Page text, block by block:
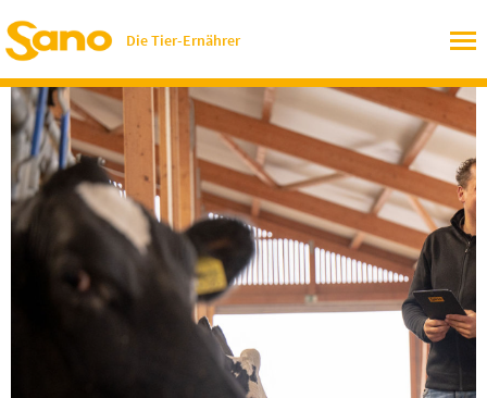
Die Tier-Ernährer